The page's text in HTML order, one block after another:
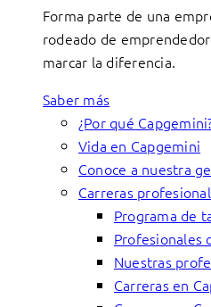
Forma parte de una
rodeado de
marcar la diferencia.
Saber más
¿Por qué
Vida en Capgemini
Conoce a nuestra
Carreras
Programa de
Profesionales
Nuestras
Carreras en